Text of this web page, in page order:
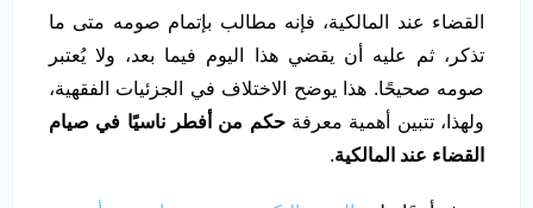
القضاء عند المالكية، فإنه مطالب بإتمام صومه متى ما
تذكر، ثم عليه أن يقضي هذا اليوم فيما بعد، ولا يُعتبر
صومه صحيحًا. هذا يوضح الاختلاف في الجزئيات الفقهية،
ولهذا، تتبين أهمية معرفةحكم من أفطر ناسيًا في صيام
القضاء عند المالكية.